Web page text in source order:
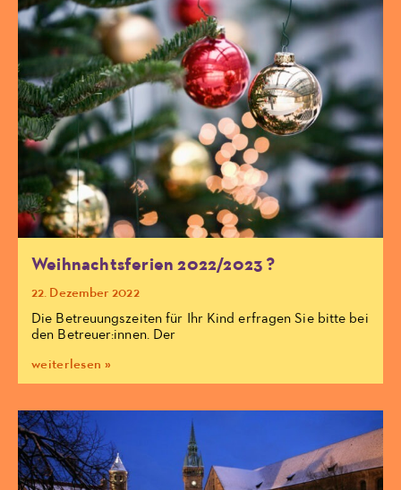
Weihnachtsferien 2022/2023 ?
22. Dezember 2022
Die Betreuungszeiten für Ihr Kind erfragen Sie bitte bei
den Betreuer:innen. Der
weiterlesen »